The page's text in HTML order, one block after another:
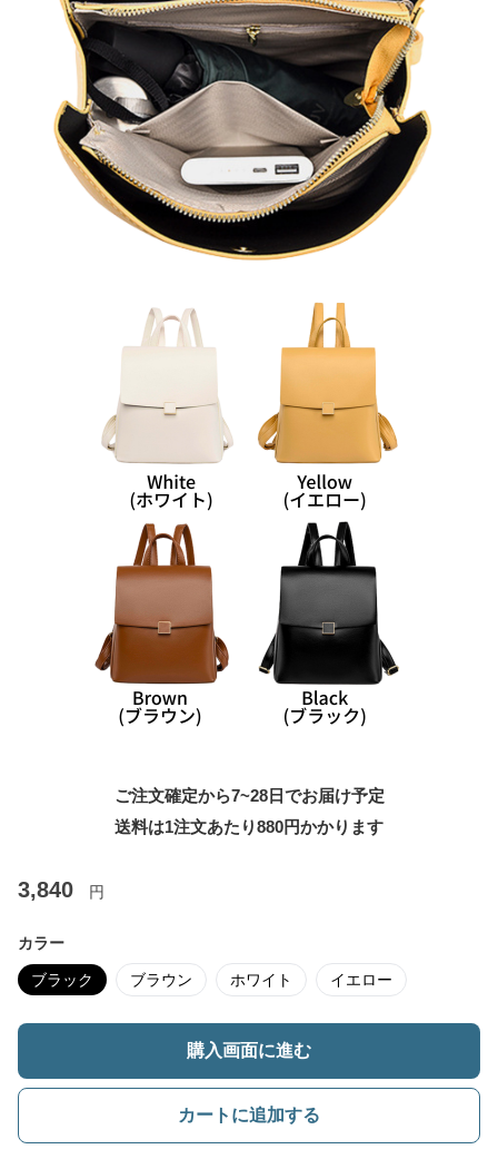
ご注文確定から7~28日でお届け予定
送料は1注文あたり880円かかります
3,840 円
カラー
ブラック ブラウン ホワイト イエロー
購入画面に進む
カートに追加する